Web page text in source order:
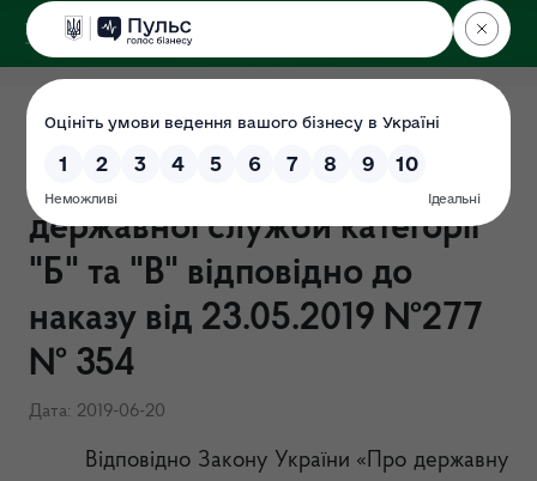
ДЕРЖЕКОІНСПЕКЦІЯ
у Хмельницькій області
Результати конкурсу на
зайняття вакантних посад
державної служби категорії
"Б" та "В" відповідно до
наказу від 23.05.2019 №277
№ 354
Дата: 2019-06-20
Відповідно Закону України «Про державну